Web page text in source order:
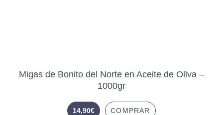
Migas de Bonito del Norte en Aceite de Oliva –
1000gr
14,90€ COMPRAR